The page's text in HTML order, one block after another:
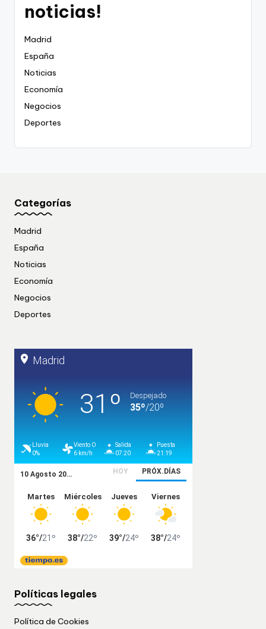
noticias!
Madrid
España
Noticias
Economía
Negocios
Deportes
Categorías
Madrid
España
Noticias
Economía
Negocios
Deportes
Políticas legales
Política de Cookies